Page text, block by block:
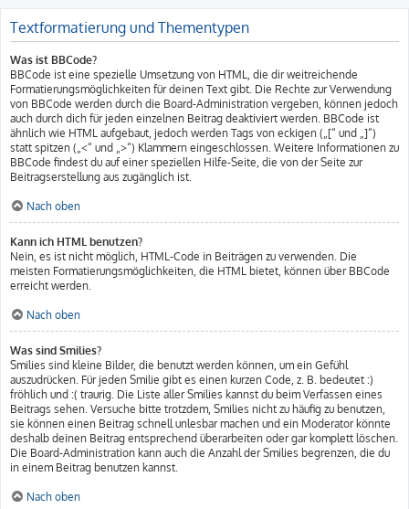
Textformatierung und Thementypen
Was ist BBCode?
BBCode ist eine spezielle Umsetzung von HTML, die dir weitreichende
Formatierungsmöglichkeiten für deinen Text gibt. Die Rechte zur Verwendung
von BBCode werden durch die Board-Administration vergeben, können jedoch
auch durch dich für jeden einzelnen Beitrag deaktiviert werden. BBCode ist
ähnlich wie HTML aufgebaut, jedoch werden Tags von eckigen („[“ und „]“)
statt spitzen („<“ und „>“) Klammern eingeschlossen. Weitere Informationen zu
BBCode findest du auf einer speziellen Hilfe-Seite, die von der Seite zur
Beitragserstellung aus zugänglich ist.
Nach oben
Kann ich HTML benutzen?
Nein, es ist nicht möglich, HTML-Code in Beiträgen zu verwenden. Die
meisten Formatierungsmöglichkeiten, die HTML bietet, können über BBCode
erreicht werden.
Nach oben
Was sind Smilies?
Smilies sind kleine Bilder, die benutzt werden können, um ein Gefühl
auszudrücken. Für jeden Smilie gibt es einen kurzen Code, z. B. bedeutet :)
fröhlich und :( traurig. Die Liste aller Smilies kannst du beim Verfassen eines
Beitrags sehen. Versuche bitte trotzdem, Smilies nicht zu häufig zu benutzen,
sie können einen Beitrag schnell unlesbar machen und ein Moderator könnte
deshalb deinen Beitrag entsprechend überarbeiten oder gar komplett löschen.
Die Board-Administration kann auch die Anzahl der Smilies begrenzen, die du
in einem Beitrag benutzen kannst.
Nach oben